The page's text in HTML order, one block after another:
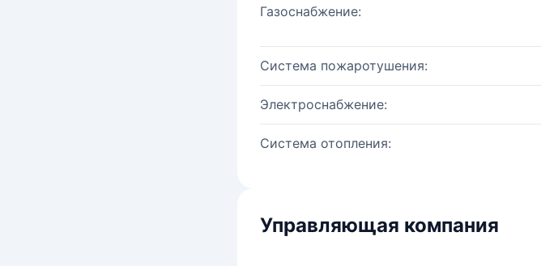
Газоснабжение:
Система пожаротушения:
Электроснабжение:
Система отопления:
Управляющая компания